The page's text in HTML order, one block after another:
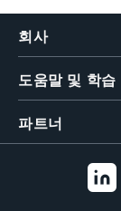
회사
도움말 및 학습
파트너